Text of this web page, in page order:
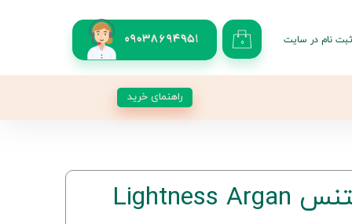
09038694951 ۰ ثبت نام در سایت
راهنمای خرید
روغن آرگان لایتنس Lightness Argan